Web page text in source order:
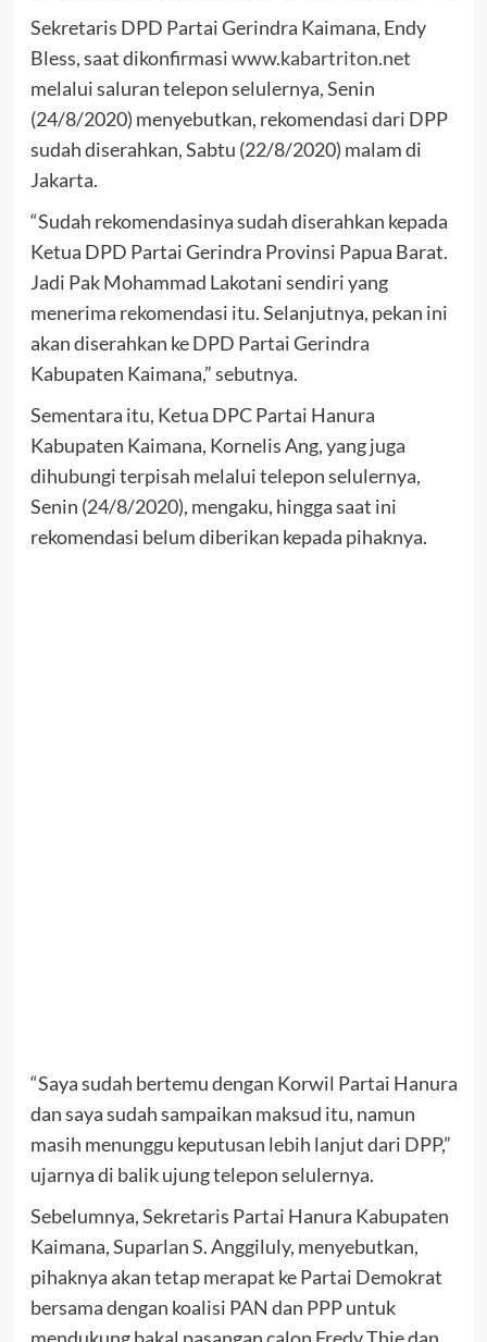
Sekretaris DPD Partai Gerindra Kaimana, Endy
Bless, saat dikonfirmasiwww.kabartriton.net
melalui saluran telepon selulernya, Senin
(24/8/2020) menyebutkan, rekomendasi dari DPP
sudah diserahkan, Sabtu (22/8/2020) malam di
Jakarta.
“Sudah rekomendasinya sudah diserahkan kepada
Ketua DPD Partai Gerindra Provinsi Papua Barat.
Jadi Pak Mohammad Lakotani sendiri yang
menerima rekomendasi itu. Selanjutnya, pekan ini
akan diserahkan ke DPD Partai Gerindra
Kabupaten Kaimana,” sebutnya.
Sementara itu, Ketua DPC Partai Hanura
Kabupaten Kaimana, Kornelis Ang, yang juga
dihubungi terpisah melalui telepon selulernya,
Senin (24/8/2020), mengaku, hingga saat ini
rekomendasi belum diberikan kepada pihaknya.
“Saya sudah bertemu dengan Korwil Partai Hanura
dan saya sudah sampaikan maksud itu, namun
masih menunggu keputusan lebih lanjut dari DPP,”
ujarnya di balik ujung telepon selulernya.
Sebelumnya, Sekretaris Partai Hanura Kabupaten
Kaimana, Suparlan S. Anggiluly, menyebutkan,
pihaknya akan tetap merapat ke Partai Demokrat
bersama dengan koalisi PAN dan PPP untuk